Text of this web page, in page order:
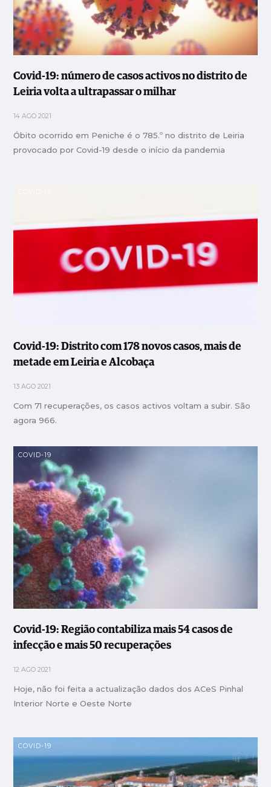
Covid-19: número de casos activos no distrito de
Leiria volta a ultrapassar o milhar
14 AGO 2021
Óbito ocorrido em Peniche é o 785.º no distrito de Leiria
provocado por Covid-19 desde o início da pandemia
Covid-19: Distrito com 178 novos casos, mais de
metade em Leiria e Alcobaça
13 AGO 2021
Com 71 recuperações, os casos activos voltam a subir. São
agora 966.
COVID-19
Covid-19: Região contabiliza mais 54 casos de
infecção e mais 50 recuperações
12 AGO 2021
Hoje, não foi feita a actualização dados dos ACeS Pinhal
Interior Norte e Oeste Norte
COVID-19